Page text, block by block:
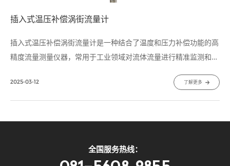
插入式温压补偿涡街流量计
插入式温压补偿涡街流量计是一种结合了温度和压力补偿功能的高
精度流量测量仪器，常用于工业领域对流体流量进行精准监测和计
装置，能够更好地适应复杂的工况环境，提高测量精度和稳定性。
2025-03-12 了解更多
全国服务热线：